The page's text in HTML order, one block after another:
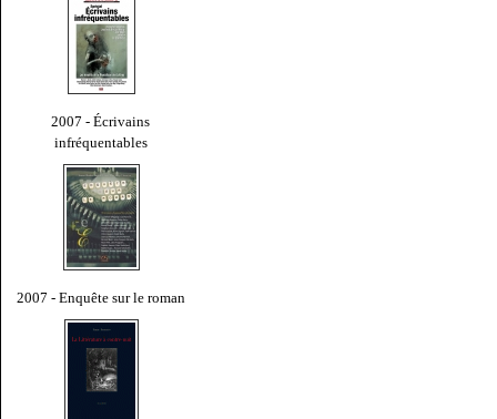
2007 - Écrivains
infréquentables
2007 - Enquête sur le roman